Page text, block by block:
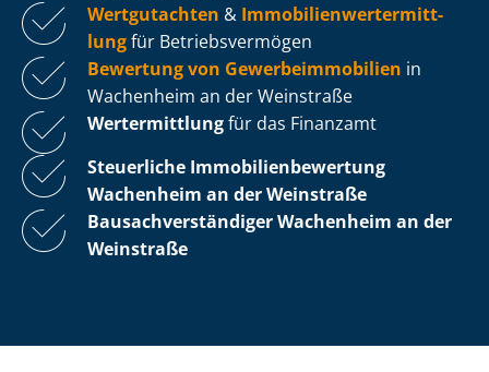
Wertgutachten & Im­mo­bi­li­en­wert­ermitt­
lungfür Be­triebs­ver­mö­gen
Bewertung von Ge­wer­be­im­mo­bi­li­en in
Wachenheim an der Weinstraße
Wertermittlungfür das Finanzamt
Steuerliche Im­mo­bi­li­en­be­wer­tung
Wachenheim an der Weinstraße
Bau­sach­ver­stän­di­ger Wachenheim an der
Weinstraße